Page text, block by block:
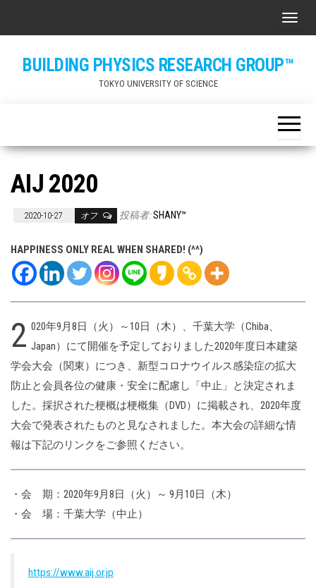
content
ナビ
BUILDING PHYSICS RESEARCH GROUP™
TOKYO UNIVERSITY OF SCIENCE
AIJ 2020
2020-10-27 オフ 投稿者:SHANY™
HAPPINESS ONLY REAL WHEN SHARED! (^^)
2 020年9月8日（火）～10日（木）、千葉大学（Chiba、
Japan）にて開催を予定しておりました2020年度日本建築
学会大会（関東）につき、新型コロナウイルス感染症の拡大
防止と会員各位の健康・安全に配慮し「中止」と決定されま
した。採択された梗概は梗概集（DVD）に掲載され、2020年度
大会で発表されたものと見なされました。本大会の詳細な情
報は下記のリンクをご参照ください。
・会 期：2020年9月8日（火）～ 9月10日（木）
・会 場：千葉大学（中止）
https://www.aij.or.jp